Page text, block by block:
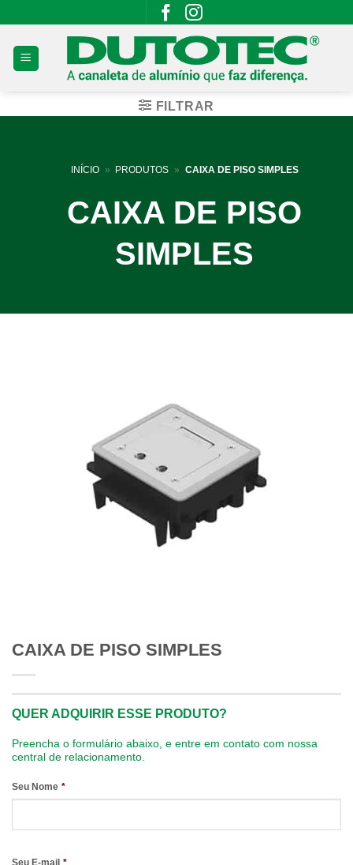
to
content
FILTRAR
INÍCIO » PRODUTOS » CAIXA DE PISO SIMPLES
CAIXA DE PISO
SIMPLES
CAIXA DE PISO SIMPLES
QUER ADQUIRIR ESSE PRODUTO?
Preencha o formulário abaixo, e entre em contato com nossa
central de relacionamento.
Seu Nome *
Seu E-mail *